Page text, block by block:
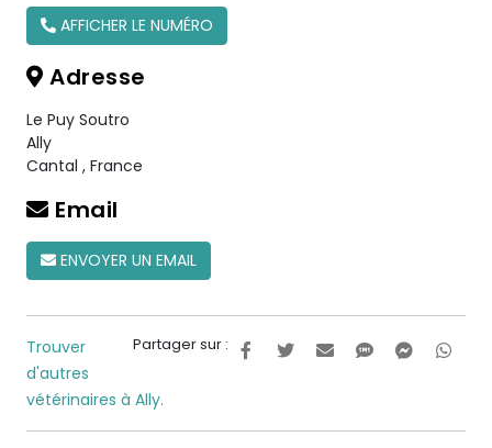
AFFICHER LE NUMÉRO
Adresse
Le Puy Soutro
Ally
Cantal , France
Email
ENVOYER UN EMAIL
Partager sur :
Trouver
d'autres
vétérinaires à Ally.